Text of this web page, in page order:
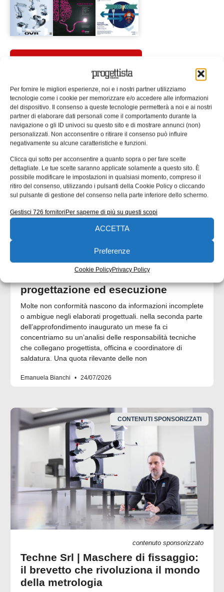
Per fornire le migliori esperienze, noi e i nostri partner utilizziamo
tecnologie come i cookie per memorizzare e/o accedere alle informazioni
del dispositivo. Il consenso a queste tecnologie permetterà a noi e ai nostri
partner di elaborare dati personali come il comportamento durante la
navigazione o gli ID univoci su questo sito e di mostrare annunci (non)
personalizzati. Non acconsentire o ritirare il consenso può influire
negativamente su alcune caratteristiche e funzioni.
Clicca qui sotto per acconsentire a quanto sopra o per fare scelte
dettagliate. Le tue scelte saranno applicate solamente a questo sito. È
possibile modificare le impostazioni in qualsiasi momento, compreso il
ritiro del consenso, utilizzando i pulsanti della Cookie Policy o cliccando
sul pulsante di gestione del consenso nella parte inferiore dello schermo.
Gestisci 726 fornitoriPer saperne di più su questi scopi
ACCETTA
Preferenze
Cookie PolicyPrivacy Policy
ISCRIVITI ALLA NEWSLETTER
ARTICOLI CORRELATI
progettazione ed esecuzione
Molte non conformità nascono da informazioni incomplete
o ambigue negli elaborati progettuali. nella seconda parte
dell’approfondimento inaugurato un mese fa ci
concentriamo su un’analisi delle responsabilità tecniche
che collegano progettista, officina e coordinatore di
saldatura. Una quota rilevante delle non
Emanuela Bianchi 24/07/2026
CONTENUTI SPONSORIZZATI
contenuto sponsorizzato
Techne Srl | Maschere di fissaggio:
il brevetto che rivoluziona il mondo
della metrologia